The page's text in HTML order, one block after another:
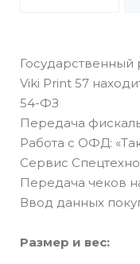
Viki Print 57
54-ФЗ
Передача
Работа с ОФД:
Сервис
Передача чеков
Ввод данных
Размер и вес: